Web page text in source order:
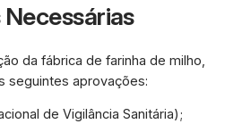
da fábrica de farinha de milho,
seguintes aprovações:
de Vigilância Sanitária);